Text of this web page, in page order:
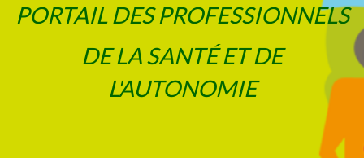
PORTAIL DES PROFESSIONNELS
DE LA SANTÉ ET DE
L'AUTONOMIE